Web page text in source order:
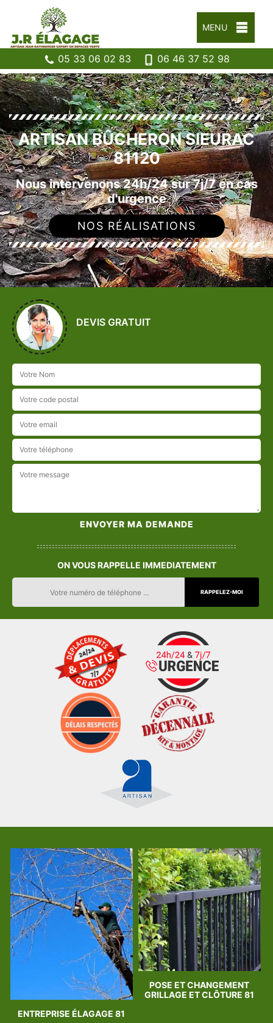
MENU
05 33 06 02 83 06 46 37 52 98
ARTISAN BÛCHERON SIEURAC
81120
Nous intervenons 24h/24 sur 7j/7 en cas
d'urgence
NOS RÉALISATIONS
DEVIS GRATUIT
ON VOUS RAPPELLE IMMEDIATEMENT
ENTREPRISE ÉLAGAGE 81
POSE ET CHANGEMENT
GRILLAGE ET CLÔTURE 81